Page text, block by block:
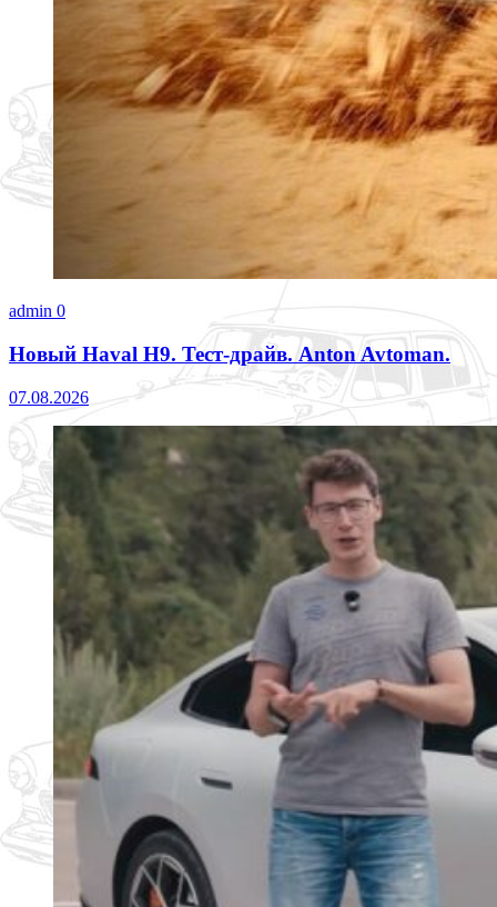
admin 0
Новый Haval H9. Тест-драйв. Anton Avtoman.
07.08.2026